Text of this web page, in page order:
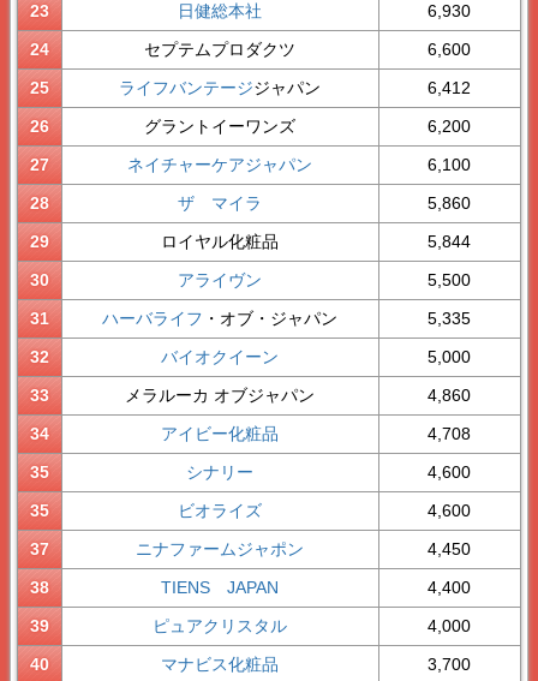
23
日健総本社
6,930
24
セプテムプロダクツ
6,600
25
ライフバンテージジャパン
6,412
26
グラントイーワンズ
6,200
27
ネイチャーケアジャパン
6,100
28
ザ マイラ
5,860
29
ロイヤル化粧品
5,844
30
アライヴン
5,500
31
ハーバライフ ・オブ・ジャパン
5,335
32
バイオクイーン
5,000
33
メラルーカ オブジャパン
4,860
34
アイビー化粧品
4,708
35
シナリー
4,600
35
ビオライズ
4,600
37
ニナファームジャポン
4,450
38
TIENS JAPAN
4,400
39
ピュアクリスタル
4,000
40
マナビス化粧品
3,700